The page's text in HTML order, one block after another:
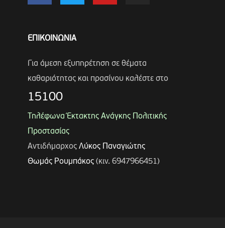
ΕΠΙΚΟΙΝΩΝΙΑ
Για άμεση εξυπηρέτηση σε θέματα
καθαριότητας και πρασίνου καλέστε στο
15100
Τηλέφωνα Έκτακτης Ανάγκης Πολιτικής
Προστασίας
Αντιδήμαρχος Λύκος Παναγιώτης
Θωμάς Ρουμπάκος(κιν. 6947966451)